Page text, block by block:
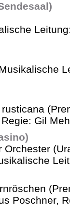
Gil
Orchester
Poschner,